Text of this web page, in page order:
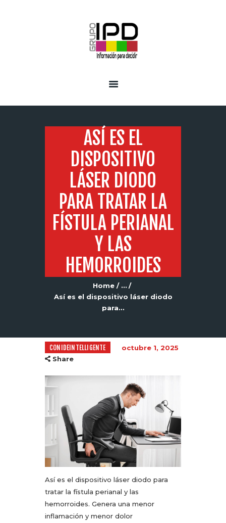
ASÍ ES EL
DISPOSITIVO
LÁSER DIODO
PARA TRATAR LA
FÍSTULA PERIANAL
Y LAS
HEMORROIDES
Home
...
Así es el dispositivo láser diodo
para...
CONIDEINTELLIGENTE
octubre 1, 2025
Share
Así es el dispositivo láser diodo para
tratar la fístula perianal y las
hemorroides. Genera una menor
inflamación y menor dolor